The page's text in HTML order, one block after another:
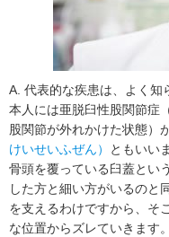
A. 代表的な疾患は、よく知
本人には亜脱臼性股関節症
股関節が外れかけた状態）
けいせいふぜん）
ともいい
骨頭を覆っている臼蓋とい
した方と細い方がいるのと
を支えるわけですから、そ
な位置からズレていきます